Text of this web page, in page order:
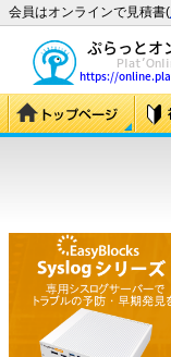
会員はオンラインで見積書(